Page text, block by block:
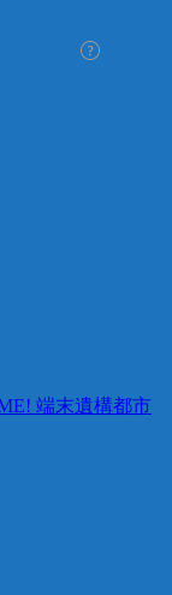
端末遺構都市